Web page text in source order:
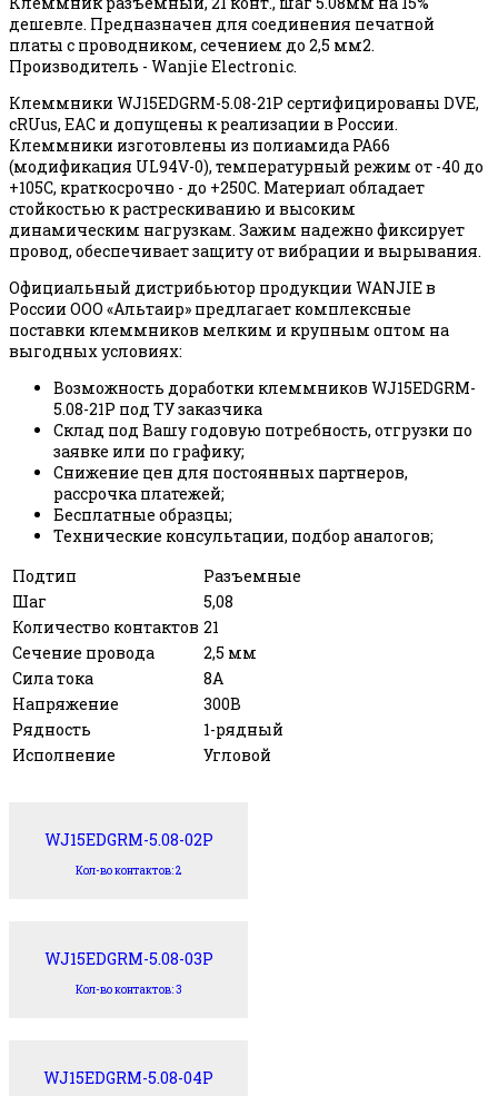
дешевле. Предназначен для соединения печатной
платы с проводником, сечением до 2,5 мм2.
Производитель - Wanjie Electronic.
Клеммники WJ15EDGRM-5.08-21P сертифицированы DVE,
cRUus, EAC и допущены к реализации в России.
Клеммники изготовлены из полиамида PA66
(модификация UL94V-0), температурный режим от -40 до
+105С, краткосрочно - до +250С. Материал обладает
стойкостью к растрескиванию и высоким
динамическим нагрузкам. Зажим надежно фиксирует
провод, обеспечивает защиту от вибрации и вырывания.
Официальный дистрибьютор продукции WANJIE в
России ООО «Альтаир» предлагает комплексные
поставки клеммников мелким и крупным оптом на
выгодных условиях:
Возможность доработки клеммников WJ15EDGRM-
5.08-21P под ТУ заказчика
Склад под Вашу годовую потребность, отгрузки по
заявке или по графику;
Снижение цен для постоянных партнеров,
рассрочка платежей;
Бесплатные образцы;
Технические консультации, подбор аналогов;
Подтип
Разъемные
Шаг
5,08
Количество контактов 21
Сечение провода
2,5 мм
Сила тока
8А
Напряжение
300В
Рядность
1-рядный
Исполнение
Угловой
WJ15EDGRM-5.08-02P
Кол-во контактов: 2
WJ15EDGRM-5.08-03P
Кол-во контактов: 3
WJ15EDGRM-5.08-04P